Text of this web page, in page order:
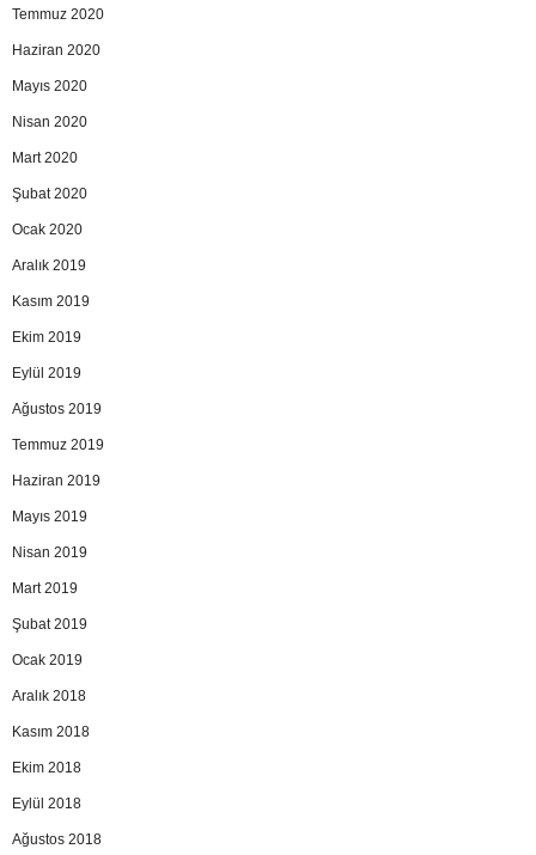
Temmuz 2020
Haziran 2020
Mayıs 2020
Nisan 2020
Mart 2020
Şubat 2020
Ocak 2020
Aralık 2019
Kasım 2019
Ekim 2019
Eylül 2019
Ağustos 2019
Temmuz 2019
Haziran 2019
Mayıs 2019
Nisan 2019
Mart 2019
Şubat 2019
Ocak 2019
Aralık 2018
Kasım 2018
Ekim 2018
Eylül 2018
Ağustos 2018